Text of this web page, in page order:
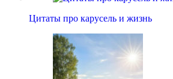
Цитаты про карусель и жизнь